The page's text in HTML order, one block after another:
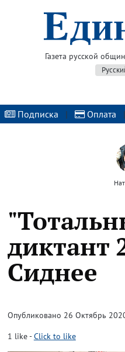
Газета русской
Подписка | Оплата |
диктант
Сиднее
Опубликовано 26 Октябрь
1 like-Click to like